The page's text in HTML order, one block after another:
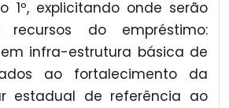
1º, explicitando onde serão
do empréstimo:
infra-estrutura básica de
ao fortalecimento da
estadual de referência ao